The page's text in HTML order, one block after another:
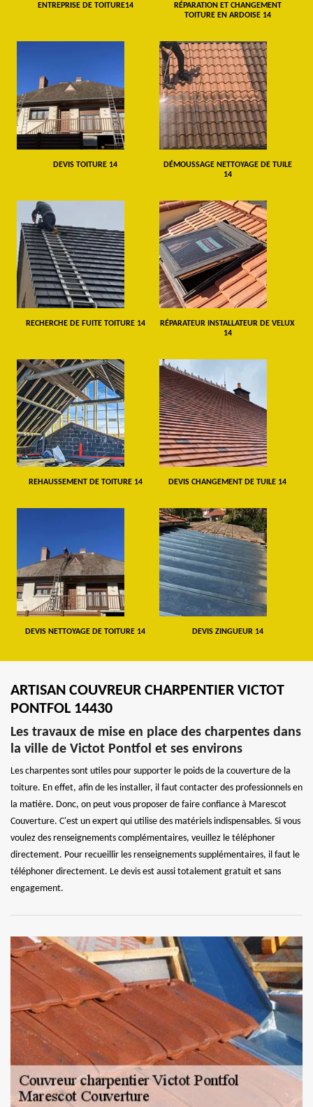
ENTREPRISE DE TOITURE14
RÉPARATION ET CHANGEMENT
TOITURE EN ARDOISE 14
DEVIS TOITURE 14
DÉMOUSSAGE NETTOYAGE DE TUILE
14
RECHERCHE DE FUITE TOITURE 14
RÉPARATEUR INSTALLATEUR DE VELUX
14
REHAUSSEMENT DE TOITURE 14 DEVIS CHANGEMENT DE TUILE 14
DEVIS NETTOYAGE DE TOITURE 14 DEVIS ZINGUEUR 14
ARTISAN COUVREUR CHARPENTIER VICTOT
PONTFOL 14430
Les travaux de mise en place des charpentes dans
la ville de Victot Pontfol et ses environs
Les charpentes sont utiles pour supporter le poids de la couverture de la
toiture. En effet, afin de les installer, il faut contacter des professionnels en
la matière. Donc, on peut vous proposer de faire confiance à Marescot
Couverture. C'est un expert qui utilise des matériels indispensables. Si vous
voulez des renseignements complémentaires, veuillez le téléphoner
directement. Pour recueillir les renseignements supplémentaires, il faut le
téléphoner directement. Le devis est aussi totalement gratuit et sans
engagement.